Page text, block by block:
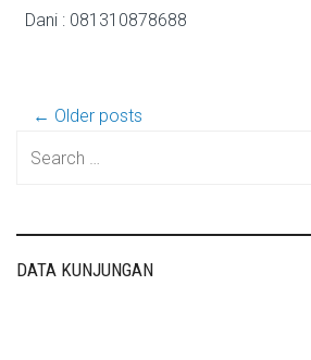
Dani : 081310878688
Post
navigation
← Older posts
DATA KUNJUNGAN